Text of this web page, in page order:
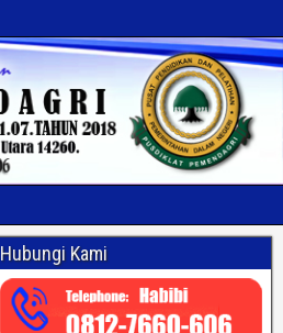
Hubungi Kami